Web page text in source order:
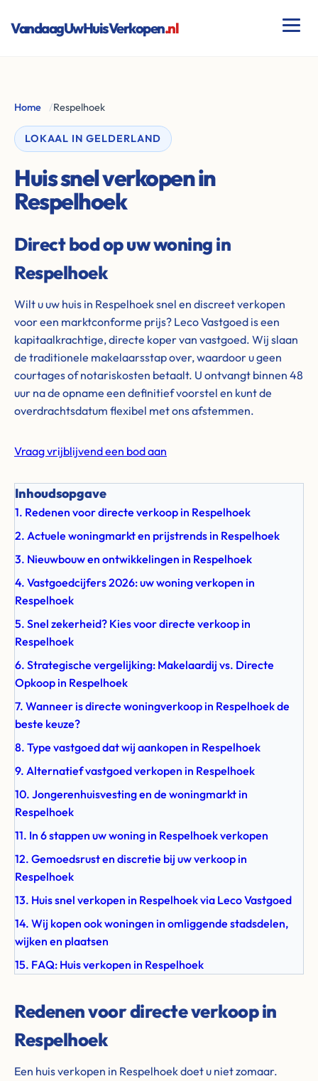
VandaagUwHuisVerkopen.nl
Home /Respelhoek
LOKAAL IN GELDERLAND
Huis snel verkopen in
Respelhoek
Direct bod op uw woning in
Respelhoek
Wilt u uw huis in Respelhoek snel en discreet verkopen
voor een marktconforme prijs? Leco Vastgoed is een
kapitaalkrachtige, directe koper van vastgoed. Wij slaan
de traditionele makelaarsstap over, waardoor u geen
courtages of notariskosten betaalt. U ontvangt binnen 48
uur na de opname een definitief voorstel en kunt de
overdrachtsdatum flexibel met ons afstemmen.
Vraag vrijblijvend een bod aan
Inhoudsopgave
1. Redenen voor directe verkoop in Respelhoek
2. Actuele woningmarkt en prijstrends in Respelhoek
3. Nieuwbouw en ontwikkelingen in Respelhoek
4. Vastgoedcijfers 2026: uw woning verkopen in
Respelhoek
5. Snel zekerheid? Kies voor directe verkoop in
Respelhoek
6. Strategische vergelijking: Makelaardij vs. Directe
Opkoop in Respelhoek
7. Wanneer is directe woningverkoop in Respelhoek de
beste keuze?
8. Type vastgoed dat wij aankopen in Respelhoek
9. Alternatief vastgoed verkopen in Respelhoek
10. Jongerenhuisvesting en de woningmarkt in
Respelhoek
11. In 6 stappen uw woning in Respelhoek verkopen
12. Gemoedsrust en discretie bij uw verkoop in
Respelhoek
13. Huis snel verkopen in Respelhoek via Leco Vastgoed
14. Wij kopen ook woningen in omliggende stadsdelen,
wijken en plaatsen
15. FAQ: Huis verkopen in Respelhoek
Redenen voor directe verkoop in
Respelhoek
Een huis verkopen in Respelhoek doet u niet zomaar.